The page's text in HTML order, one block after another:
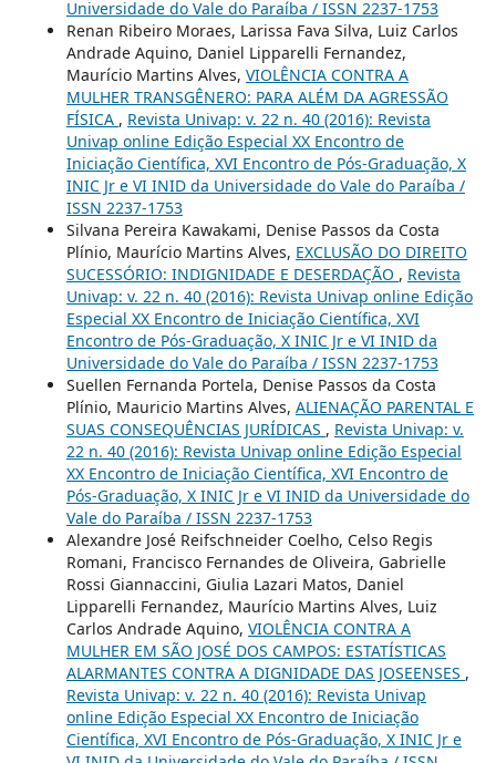
Universidade do Vale do Paraíba / ISSN 2237-1753
Renan Ribeiro Moraes, Larissa Fava Silva, Luiz Carlos
Andrade Aquino, Daniel Lipparelli Fernandez,
Maurício Martins Alves, VIOLÊNCIA CONTRA A
MULHER TRANSGÊNERO: PARA ALÉM DA AGRESSÃO
FÍSICA , Revista Univap: v. 22 n. 40 (2016): Revista
Univap online Edição Especial XX Encontro de
Iniciação Científica, XVI Encontro de Pós-Graduação, X
INIC Jr e VI INID da Universidade do Vale do Paraíba /
ISSN 2237-1753
Silvana Pereira Kawakami, Denise Passos da Costa
Plínio, Maurício Martins Alves, EXCLUSÃO DO DIREITO
SUCESSÓRIO: INDIGNIDADE E DESERDAÇÃO , Revista
Univap: v. 22 n. 40 (2016): Revista Univap online Edição
Especial XX Encontro de Iniciação Científica, XVI
Encontro de Pós-Graduação, X INIC Jr e VI INID da
Universidade do Vale do Paraíba / ISSN 2237-1753
Suellen Fernanda Portela, Denise Passos da Costa
Plínio, Mauricio Martins Alves, ALIENAÇÃO PARENTAL E
SUAS CONSEQUÊNCIAS JURÍDICAS , Revista Univap: v.
22 n. 40 (2016): Revista Univap online Edição Especial
XX Encontro de Iniciação Científica, XVI Encontro de
Pós-Graduação, X INIC Jr e VI INID da Universidade do
Vale do Paraíba / ISSN 2237-1753
Alexandre José Reifschneider Coelho, Celso Regis
Romani, Francisco Fernandes de Oliveira, Gabrielle
Rossi Giannaccini, Giulia Lazari Matos, Daniel
Lipparelli Fernandez, Maurício Martins Alves, Luiz
Carlos Andrade Aquino, VIOLÊNCIA CONTRA A
MULHER EM SÃO JOSÉ DOS CAMPOS: ESTATÍSTICAS
ALARMANTES CONTRA A DIGNIDADE DAS JOSEENSES ,
Revista Univap: v. 22 n. 40 (2016): Revista Univap
online Edição Especial XX Encontro de Iniciação
Científica, XVI Encontro de Pós-Graduação, X INIC Jr e